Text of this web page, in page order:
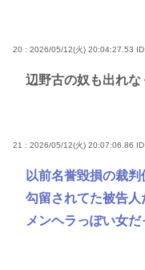
20 : 2026/05/12(火) 20:04:27.53
辺野古の奴も出れ
21 : 2026/05/12(火) 20:07:06.86
以前名誉毀損の裁
勾留されてた被告人
メンヘラっぽい女